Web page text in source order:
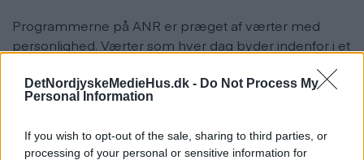
DetNordjyskeMedieHus.dk - Do Not Process My
Personal Information
If you wish to opt-out of the sale, sharing to third parties, or
processing of your personal or sensitive information for
Programmerne på ANR er præget af værter med
personlighed. Værter som hver dag byder indenfor i et
nyheder, musik, nye tendenser og populærkultur.
Interviews, trafik, nyheder, egne sange og gakkede
mærkes, men altid med et godt glimt i øjet.